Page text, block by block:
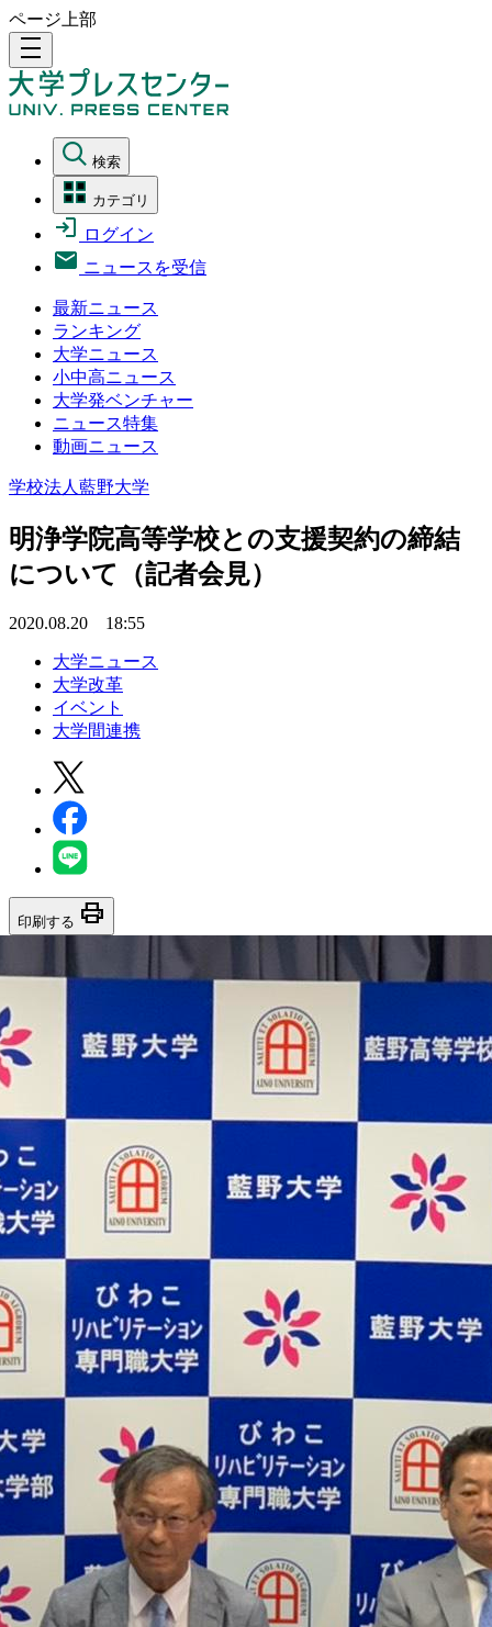
ページ上部
density_medium
検索
カテゴリ
ログイン
ニュースを受信
最新ニュース
ランキング
大学ニュース
小中高ニュース
大学発ベンチャー
ニュース特集
動画ニュース
学校法人藍野大学
明浄学院高等学校との支援契約の締結
について（記者会見）
2020.08.20 18:55
大学ニュース
大学改革
イベント
大学間連携
印刷する print